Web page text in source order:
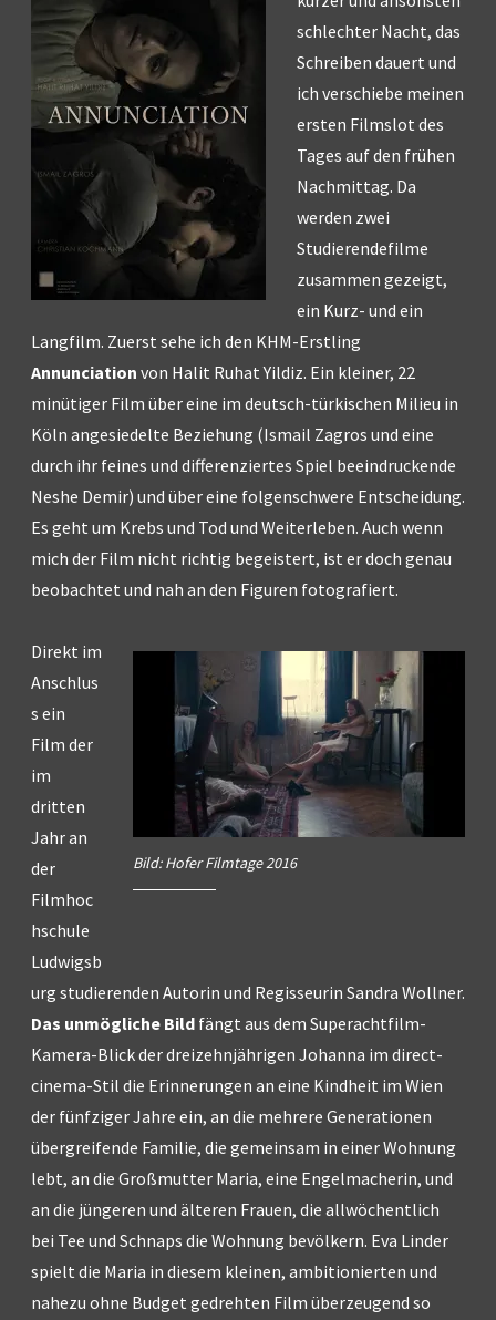
schlechter Nacht, das
Schreiben dauert und
ich verschiebe meinen
ersten Filmslot des
Tages auf den frühen
Nachmittag. Da
werden zwei
Studierendefilme
zusammen gezeigt,
ein Kurz- und ein
Langfilm. Zuerst sehe ich den KHM-Erstling
Annunciation von Halit Ruhat Yildiz. Ein kleiner, 22
minütiger Film über eine im deutsch-türkischen Milieu in
Köln angesiedelte Beziehung (Ismail Zagros und eine
durch ihr feines und differenziertes Spiel beeindruckende
Neshe Demir) und über eine folgenschwere Entscheidung.
Es geht um Krebs und Tod und Weiterleben. Auch wenn
mich der Film nicht richtig begeistert, ist er doch genau
beobachtet und nah an den Figuren fotografiert.
Bild: Hofer Filmtage 2016
Direkt im
Anschlus
s ein
Film der
im
dritten
Jahr an
der
Filmhoc
hschule
Ludwigsb
urg studierenden Autorin und Regisseurin Sandra Wollner.
Das unmögliche Bild fängt aus dem Superachtfilm-
Kamera-Blick der dreizehnjährigen Johanna im direct-
cinema-Stil die Erinnerungen an eine Kindheit im Wien
der fünfziger Jahre ein, an die mehrere Generationen
übergreifende Familie, die gemeinsam in einer Wohnung
lebt, an die Großmutter Maria, eine Engelmacherin, und
an die jüngeren und älteren Frauen, die allwöchentlich
bei Tee und Schnaps die Wohnung bevölkern. Eva Linder
spielt die Maria in diesem kleinen, ambitionierten und
nahezu ohne Budget gedrehten Film überzeugend so